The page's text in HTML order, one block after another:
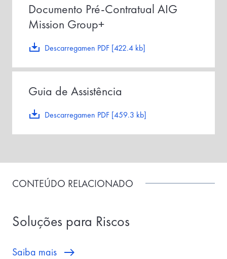
Descarregamen PDF [422.4 kb]
Documento Pré-Contratual AIG
Mission Group+
Descarregamen PDF [459.3 kb]
Guia de Assistência
CONTEÚDO RELACIONADO
Soluções para Riscos
Saiba mais